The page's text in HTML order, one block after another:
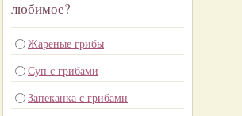
любимое?
Жареные грибы
Суп с грибами
Запеканка с грибами